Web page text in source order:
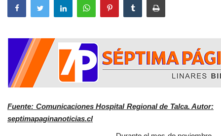
Fuente: Comunicaciones Hospital Regional de Talca. Autor:
septimapaginanoticias.cl